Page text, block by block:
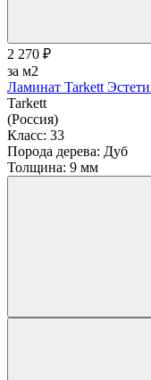
2 270 ₽
за м2
Ламинат Tarkett
Tarkett
(Россия)
Класс: 33
Порода дерева: Дуб
Толщина: 9 мм